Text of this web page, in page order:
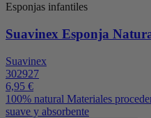
Esponjas infantiles
Suavinex Esponja
Suavinex
302927
6,95 €
100% natural Materiales
suave y absorbente